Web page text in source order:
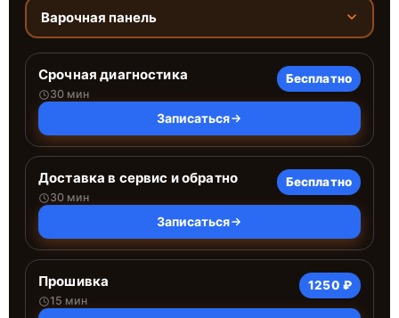
Варочная панель
Срочная диагностика
30 мин
Бесплатно
Записаться
Доставка в сервис и обратно
30 мин
Бесплатно
Записаться
Прошивка
15 мин
1250 ₽